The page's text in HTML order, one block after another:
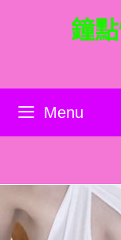
內
鐘
Menu